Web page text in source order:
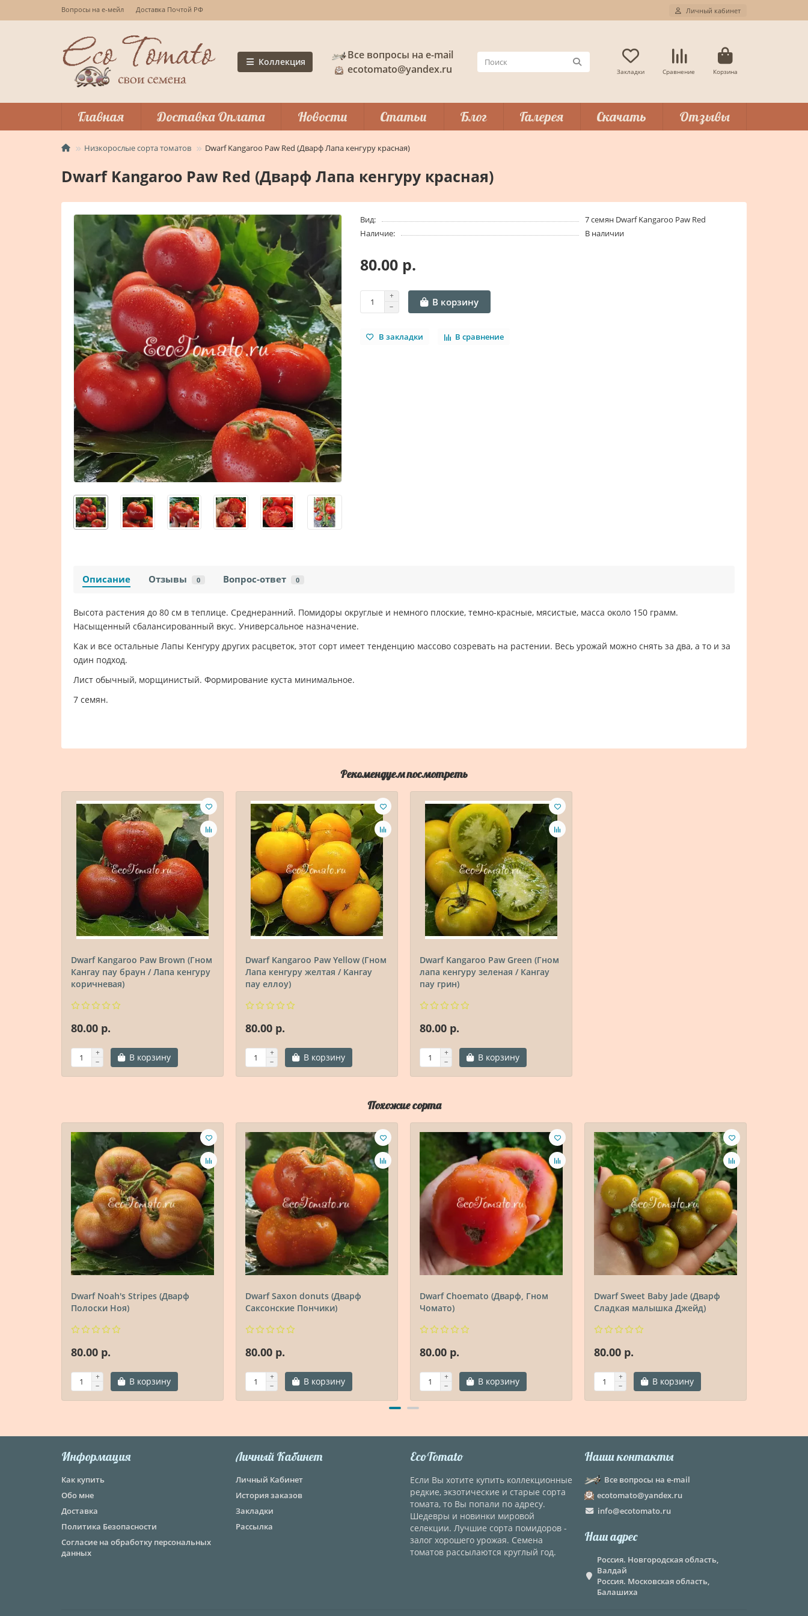
Вопросы на е-мейл Доставка Почтой РФ Личный кабинет
Коллекция
Все вопросы на e-mail
ecotomato@yandex.ru
Закладки Сравнение Корзина
Главная Доставка Оплата Новости Статьи Блог Галерея Скачать Отзывы
Низкорослые сорта томатов Dwarf Kangaroo Paw Red (Дварф Лапа кенгуру красная)
Dwarf Kangaroo Paw Red (Дварф Лапа кенгуру красная)
Вид:
7 семян Dwarf Kangaroo Paw Red
Наличие:
В наличии
80.00 р.
В корзину
В закладки В сравнение
Описание Отзывы 0 Вопрос-ответ 0
Высота растения до 80 см в теплице. Среднеранний. Помидоры округлые и немного плоские, темно-красные, мясистые, масса около 150 грамм.
Насыщенный сбалансированный вкус. Универсальное назначение.
Как и все остальные Лапы Кенгуру других расцветок, этот сорт имеет тенденцию массово созревать на растении. Весь урожай можно снять за два, а то и за
один подход.
Лист обычный, морщинистый. Формирование куста минимальное.
7 семян.
Рекомендуем посмотреть
Dwarf Kangaroo Paw Brown (Гном
Кангау пау браун / Лапа кенгуру
коричневая)
80.00 р.
В корзину
Dwarf Kangaroo Paw Yellow (Гном
Лапа кенгуру желтая / Кангау
пау еллоу)
80.00 р.
В корзину
Dwarf Kangaroo Paw Green (Гном
лапа кенгуру зеленая / Кангау
пау грин)
80.00 р.
В корзину
Похожие сорта
Dwarf Noah's Stripes (Дварф
Полоски Ноя)
80.00 р.
В корзину
Dwarf Saxon donuts (Дварф
Саксонские Пончики)
80.00 р.
В корзину
Dwarf Choemato (Дварф, Гном
Чомато)
80.00 р.
В корзину
Dwarf Sweet Baby Jade (Дварф
Сладкая малышка Джейд)
80.00 р.
В корзину
Информация
Как купить
Обо мне
Доставка
Политика Безопасности
Согласие на обработку персональных
данных
Личный Кабинет
Личный Кабинет
История заказов
Закладки
Рассылка
EcoTomato
Если Вы хотите купить коллекционные
редкие, экзотические и старые сорта
томата, то Вы попали по адресу.
Шедевры и новинки мировой
селекции. Лучшие сорта помидоров -
залог хорошего урожая. Семена
томатов рассылаются круглый год.
Наши контакты
Все вопросы на e-mail
ecotomato@yandex.ru
info@ecotomato.ru
Наш адрес
Россия. Новгородская область,
Валдай
Россия. Московская область,
Балашиха